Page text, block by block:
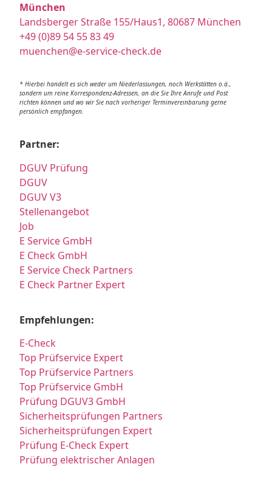
München
Landsberger Straße 155/Haus1, 80687 München
+49 (0)89 54 55 83 49
muenchen@e-service-check.de
* Hierbei handelt es sich weder um Niederlassungen, noch Werkstätten o.ä.,
sondern um reine Korrespondenz-Adressen, an die Sie Ihre Anrufe und Post
richten können und wo wir Sie nach vorheriger Terminvereinbarung gerne
persönlich empfangen.
Partner:
DGUV Prüfung
DGUV
DGUV V3
Stellenangebot
Job
E Service GmbH
E Check GmbH
E Service Check Partners
E Check Partner Expert
Empfehlungen:
E-Check
Top Prüfservice Expert
Top Prüfservice Partners
Top Prüfservice GmbH
Prüfung DGUV3 GmbH
Sicherheitsprüfungen Partners
Sicherheitsprüfungen Expert
Prüfung E-Check Expert
Prüfung elektrischer Anlagen